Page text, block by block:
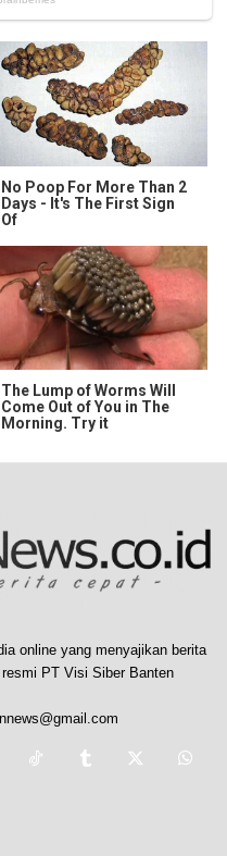
No Poop For More Than 2
Days - It's The First Sign
Of
The Lump of Worms Will
Come Out of You in The
Morning. Try it
online yang menyajikan berita
PT Visi Siber Banten